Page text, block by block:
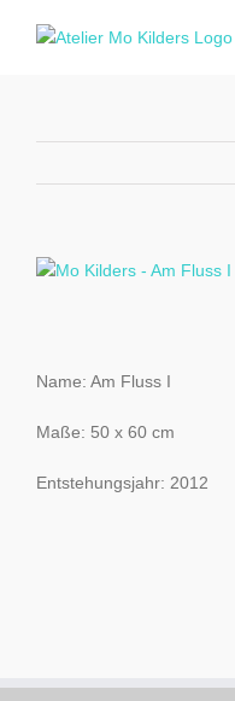
Inhalt
View
Name: Am Fluss I
Maße: 50 x 60 cm
Entstehungsjahr: 2012